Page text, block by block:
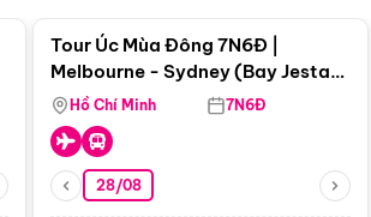
Tour Úc Mùa Đông 7N6Đ |
Melbourne - Sydney (Bay Jestar
Airways)
Hồ Chí Minh 7N6Đ
28/08